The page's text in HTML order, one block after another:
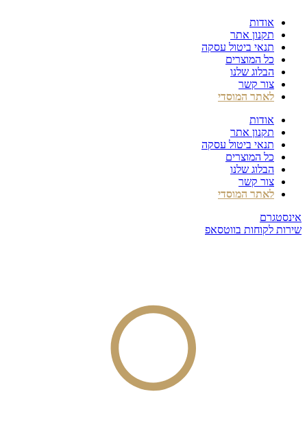
לתוכן
אודות
תקנון אתר
תנאי ביטול עסקה
כל המוצרים
הבלוג שלנו
צור קשר
לאתר המוסדי
אודות
תקנון אתר
תנאי ביטול עסקה
כל המוצרים
הבלוג שלנו
צור קשר
לאתר המוסדי
אינסטגרם
שירות לקוחות בווטסאפ